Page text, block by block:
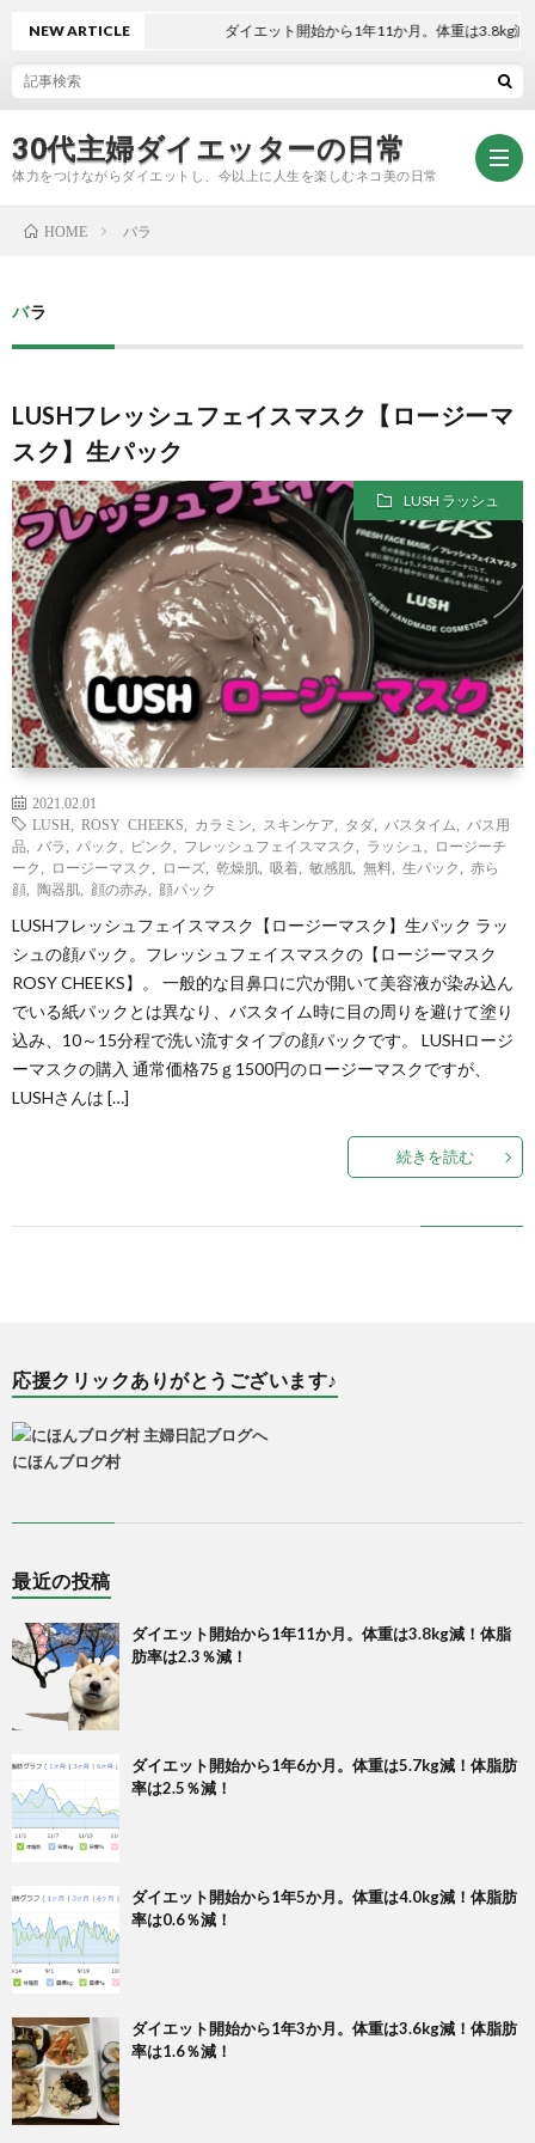
30代主婦ダイエッターの日常
体力をつけながらダイエットし、今以上に人生を楽しむネコ美の日常
問
い
合
せ
プ
ラ
イ
シ
ー
ポ
ー
NEW ARTICLE ダイエット開始から1年11か月。体重は3.8kg減！
HOME バラ
バラ
LUSHフレッシュフェイスマスク【ロージーマ
スク】生パック
LUSH ラッシュ
2021.02.01
LUSH
ROSY CHEEKS カラミン スキンケア タダ バスタイム
バス用
品
バラ パック ピンク フレッシュフェイスマスク ラッシュ
ロージーチ
ーク
ロージーマスク ローズ 乾燥肌 吸着 敏感肌 無料 生パック
赤ら
顔
陶器肌 顔の赤み 顔パック
LUSHフレッシュフェイスマスク【ロージーマスク】生パック ラッ
シュの顔パック。フレッシュフェイスマスクの【ロージーマスク
ROSY CHEEKS】。 一般的な目鼻口に穴が開いて美容液が染み込ん
でいる紙パックとは異なり、バスタイム時に目の周りを避けて塗り
込み、10～15分程で洗い流すタイプの顔パックです。 LUSHロージ
ーマスクの購入 通常価格75ｇ1500円のロージーマスクですが、
LUSHさんは […]
続きを読む
応援クリックありがとうございます♪
にほんブログ村
最近の投稿
ダイエット開始から1年11か月。体重は3.8kg減！体脂
肪率は2.3％減！
ダイエット開始から1年6か月。体重は5.7kg減！体脂肪
率は2.5％減！
ダイエット開始から1年5か月。体重は4.0kg減！体脂肪
率は0.6％減！
ダイエット開始から1年3か月。体重は3.6kg減！体脂肪
率は1.6％減！